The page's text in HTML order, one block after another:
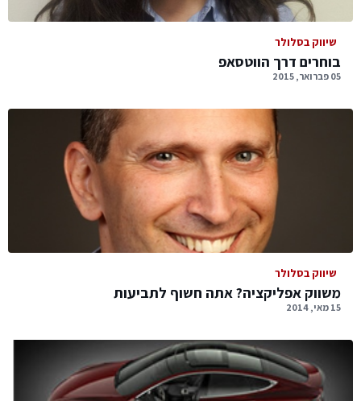
שיווק בסלולר
בוחרים דרך הווטסאפ
05 פברואר, 2015
שיווק בסלולר
משווק אפליקציה? אתה חשוף לתביעות
15 מאי, 2014